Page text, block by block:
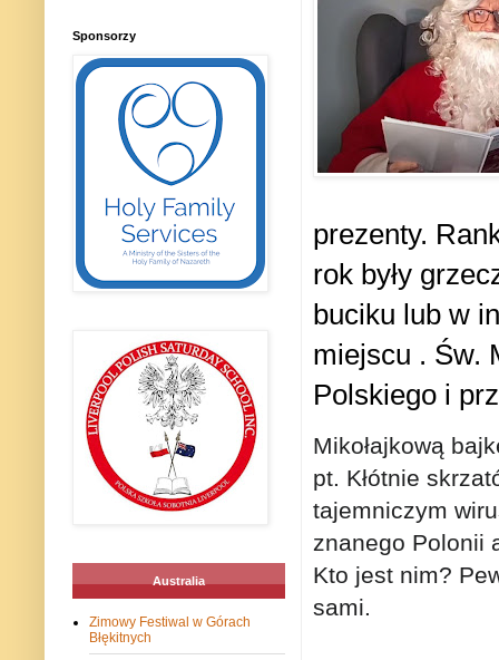
prezenty.
rok były
buciku lub w
miejscu . Św.
Polskiego i
Mikołajkową
pt. Kłótnie
tajemniczym
znanego Polonii
Kto jest nim?
sami.
Sponsorzy
Australia
Zimowy Festiwal w Górach
Błękitnych